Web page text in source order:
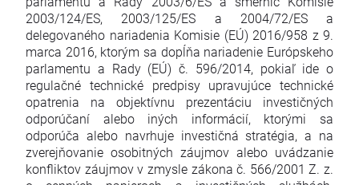
2003/124/ES, 2003/125/ES a 2004/72/ES a
delegovaného nariadenia Komisie (EÚ) 2016/958 z 9.
marca 2016, ktorým sa dopĺňa nariadenie Európskeho
parlamentu a Rady (EÚ) č. 596/2014, pokiaľ ide o
regulačné technické predpisy upravujúce technické
opatrenia na objektívnu prezentáciu investičných
odporúčaní alebo iných informácií, ktorými sa
odporúča alebo navrhuje investičná stratégia, a na
zverejňovanie osobitných záujmov alebo uvádzanie
konfliktov záujmov v zmysle zákona č. 566/2001 Z. z.